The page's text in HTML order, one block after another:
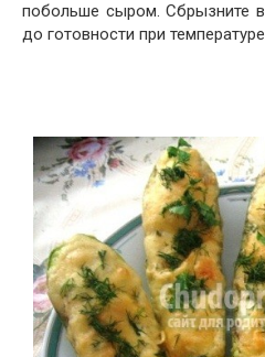
побольше сыром. Сбрызните
до готовности при